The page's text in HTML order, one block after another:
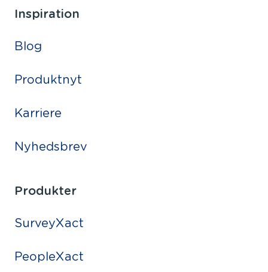
Inspiration
Blog
Produktnyt
Karriere
Nyhedsbrev
Produkter
SurveyXact
PeopleXact